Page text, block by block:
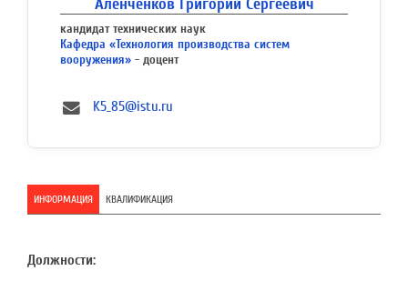
Аленченков Григорий Сергеевич
кандидат технических наук
Кафедра «Технология производства систем
вооружения» - доцент
K5_85@istu.ru
ИНФОРМАЦИЯ КВАЛИФИКАЦИЯ
Должности: